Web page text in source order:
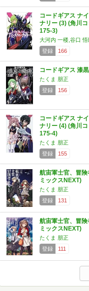
コードギアス ナ
ナリー (3) (角川
175-3)
大河内 一楼,谷口
登録
166
コードギアス 漆黒
たくま 朋正
登録
156
コードギアス ナ
ナリー (4) (角川
175-4)
たくま 朋正
登録
155
航宙軍士官、冒
ミックスNEXT)
たくま 朋正
登録
131
航宙軍士官、冒
ミックスNEXT)
たくま 朋正
登録
111